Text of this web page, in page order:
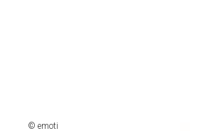
© emoti